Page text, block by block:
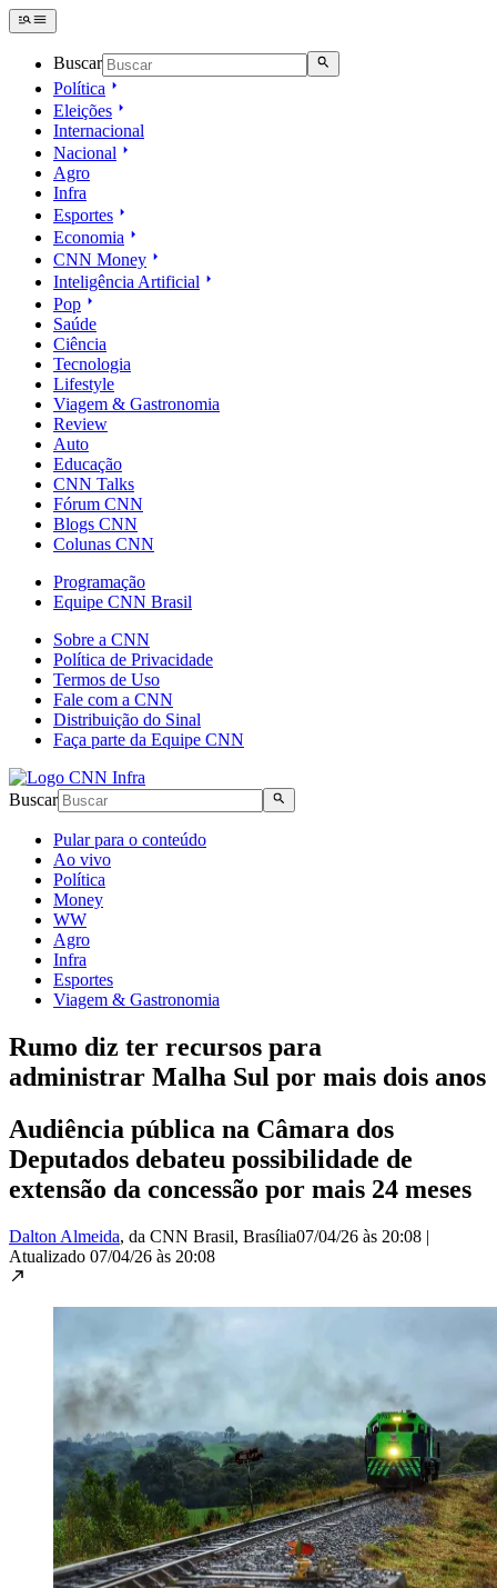
Buscar
Política
Eleições
Internacional
Nacional
Agro
Infra
Esportes
Economia
CNN Money
Inteligência Artificial
Pop
Saúde
Ciência
Tecnologia
Lifestyle
Viagem & Gastronomia
Review
Auto
Educação
CNN Talks
Fórum CNN
Blogs CNN
Colunas CNN
Programação
Equipe CNN Brasil
Sobre a CNN
Política de Privacidade
Termos de Uso
Fale com a CNN
Distribuição do Sinal
Faça parte da Equipe CNN
Buscar
Pular para o conteúdo
Ao vivo
Política
Money
WW
Agro
Infra
Esportes
Viagem & Gastronomia
Rumo diz ter recursos para
administrar Malha Sul por mais dois anos
Audiência pública na Câmara dos
Deputados debateu possibilidade de
extensão da concessão por mais 24 meses
Dalton Almeida, da CNN Brasil, Brasília07/04/26 às 20:08 |
Atualizado 07/04/26 às 20:08